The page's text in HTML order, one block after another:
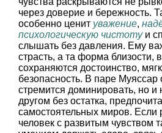
через доверие и бережность.
особенно ценит уважение,
психологическую чистотуи
слышать без давления. Ему
страсть, а та форма близости,
сохраняются достоинство,
безопасность. В паре Муяссар
стремится доминировать, но и
другом без остатка,
самостоятельных миров. Если
человек с развитым чувством